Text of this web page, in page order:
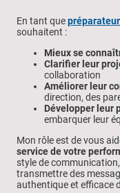
En tant que
souhaitent :
Mieux se
Clarifier leur
collaboration
Améliorer leur
direction, des
Développer leur
embarquer leur
Mon rôle est de vous
service de votre
style de
transmettre des
authentique et efficace